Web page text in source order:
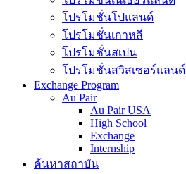
โปรโมชั่นโปแลนด์
โปรโมชั่นเกาหลี
โปรโมชั่นสเปน
โปรโมชั่นสวิสเซอร์แลนด์
Exchange Program
Au Pair
Au Pair USA
High School
Exchange
Internship
ค้นหาสถาบัน